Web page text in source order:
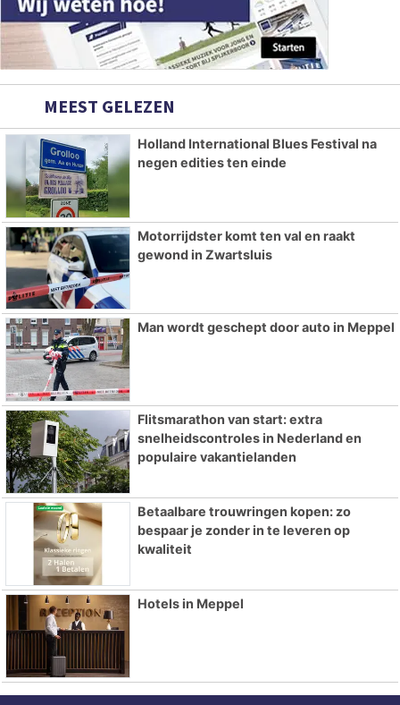
MEEST GELEZEN
Holland International Blues Festival na
negen edities ten einde
Motorrijdster komt ten val en raakt
gewond in Zwartsluis
Man wordt geschept door auto in Meppel
Flitsmarathon van start: extra
snelheidscontroles in Nederland en
populaire vakantielanden
Betaalbare trouwringen kopen: zo
bespaar je zonder in te leveren op
kwaliteit
Hotels in Meppel